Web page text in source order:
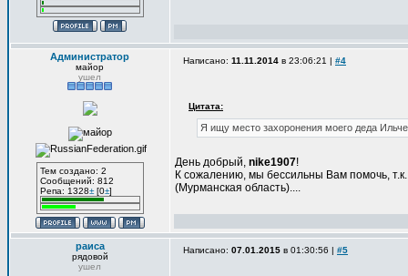
Администратор
майор
ушел
Тем создано: 2
Сообщений: 812
Репа: 1328±[0±]
Написано: 11.11.2014 в 23:06:21 | #4
Цитата:
Я ищу место захоронения моего деда
День добрый, nike1907!
К сожалению, мы бессильны Вам помочь,
(Мурманская область)....
раиса
рядовой
ушел
Написано: 07.01.2015 в 01:30:56 | #5